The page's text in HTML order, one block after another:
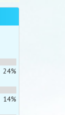
24%
14%